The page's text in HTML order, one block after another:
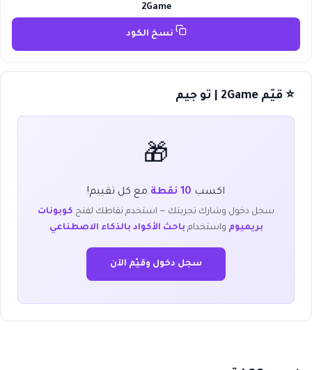
2Game
نسخ الكود
⭐ قيّم 2Game | تو جيم
🎁
اكسب 10 نقطة مع كل تقييم!
سجل دخول وشارك تجربتك — استخدم نقاطك لفتح كوبونات
بريميوم واستخدام باحث الأكواد بالذكاء الاصطناعي
سجل دخول وقيّم الآن